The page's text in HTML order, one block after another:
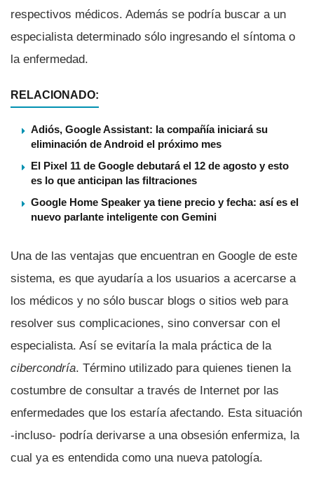
respectivos médicos. Además se podrí­a buscar a un
especialista determinado sólo ingresando el sí­ntoma o
la enfermedad.
RELACIONADO:
Adiós, Google Assistant: la compañía iniciará su
eliminación de Android el próximo mes
El Pixel 11 de Google debutará el 12 de agosto y esto
es lo que anticipan las filtraciones
Google Home Speaker ya tiene precio y fecha: así es el
nuevo parlante inteligente con Gemini
Una de las ventajas que encuentran en Google de este
sistema, es que ayudarí­a a los usuarios a acercarse a
los médicos y no sólo buscar blogs o sitios web para
resolver sus complicaciones, sino conversar con el
especialista. Así­ se evitarí­a la mala práctica de la
cibercondrí­a. Término utilizado para quienes tienen la
costumbre de consultar a través de Internet por las
enfermedades que los estarí­a afectando. Esta situación
-incluso- podrí­a derivarse a una obsesión enfermiza, la
cual ya es entendida como una nueva patologí­a.